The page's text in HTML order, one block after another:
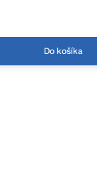
Do košíka